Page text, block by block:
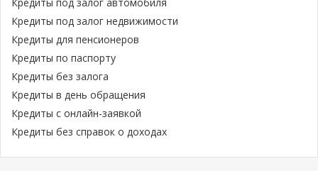
Кредиты под залог недвижимости
Кредиты для пенсионеров
Кредиты по паспорту
Кредиты без залога
Кредиты в день обращения
Кредиты с онлайн-заявкой
Кредиты без справок о доходах